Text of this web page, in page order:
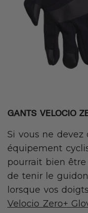
GANTS VELOCIO
Si vous ne devez
équipement
pourrait bien
de tenir le
lorsque vos
Velocio Zero+